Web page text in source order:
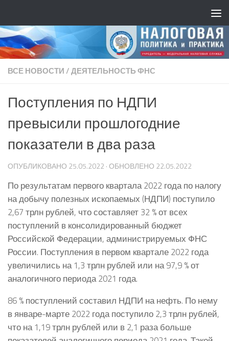
ВСЕ НОВОСТИ/ДЕЯТЕЛЬНОСТЬ ФНС
Поступления по НДПИ
превысили прошлогодние
показатели в два раза
ОПУБЛИКОВАНО 25.05.2022 · ОБНОВЛЕНО 22.05.2022
По результатам первого квартала 2022 года по налогу
на добычу полезных ископаемых (НДПИ) поступило
2,67 трлн рублей, что составляет 32 % от всех
поступлений в консолидированный бюджет
Российской Федерации, администрируемых ФНС
России. Поступления в первом квартале 2022 года
увеличились на 1,3 трлн рублей или на 97,9 % от
аналогичного периода 2021 года.
86 % поступлений составил НДПИ на нефть. По нему
в январе-марте 2022 года поступило 2,3 трлн рублей,
что на 1,19 трлн рублей или в 2,1 раза больше